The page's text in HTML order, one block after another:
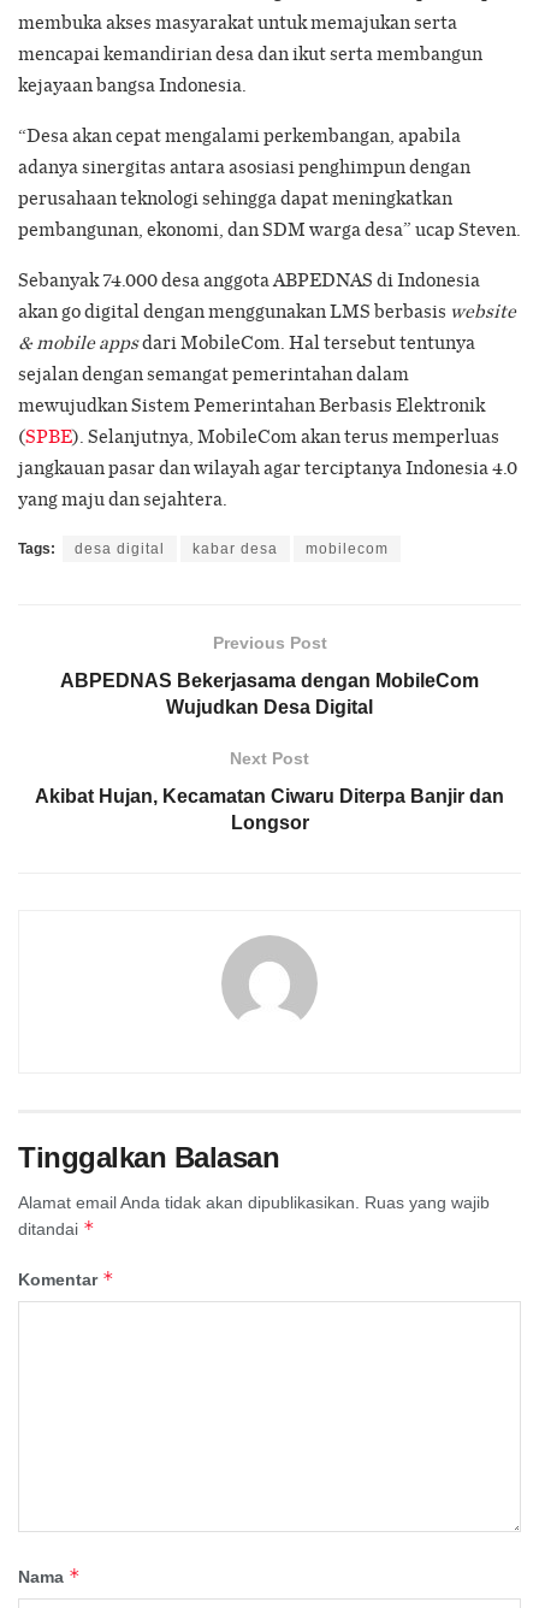
membuka akses masyarakat untuk memajukan serta
mencapai kemandirian desa dan ikut serta membangun
kejayaan bangsa Indonesia.
“Desa akan cepat mengalami perkembangan, apabila
adanya sinergitas antara asosiasi penghimpun dengan
perusahaan teknologi sehingga dapat meningkatkan
pembangunan, ekonomi, dan SDM warga desa” ucap Steven.
Sebanyak 74.000 desa anggota ABPEDNAS di Indonesia
akan go digital dengan menggunakan LMS berbasis website
& mobile appsdari MobileCom. Hal tersebut tentunya
sejalan dengan semangat pemerintahan dalam
mewujudkan Sistem Pemerintahan Berbasis Elektronik
(SPBE). Selanjutnya, MobileCom akan terus memperluas
jangkauan pasar dan wilayah agar terciptanya Indonesia 4.0
yang maju dan sejahtera.
Tags: desa digital kabar desa mobilecom
Previous Post
ABPEDNAS Bekerjasama dengan MobileCom
Wujudkan Desa Digital
Next Post
Akibat Hujan, Kecamatan Ciwaru Diterpa Banjir dan
Longsor
Tinggalkan Balasan
Alamat email Anda tidak akan dipublikasikan.
Ruas yang wajib
ditandai *
Komentar *
Nama *